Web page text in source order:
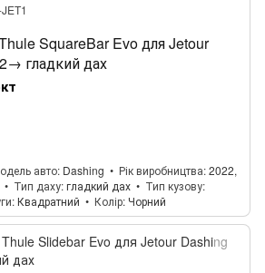
SquareBar Evo для Jetour
гладкий дах
авто Dashing Рік виробництва 2022,
Тип даху гладкий дах
Тип кузову
Квадратний Колір Чорний